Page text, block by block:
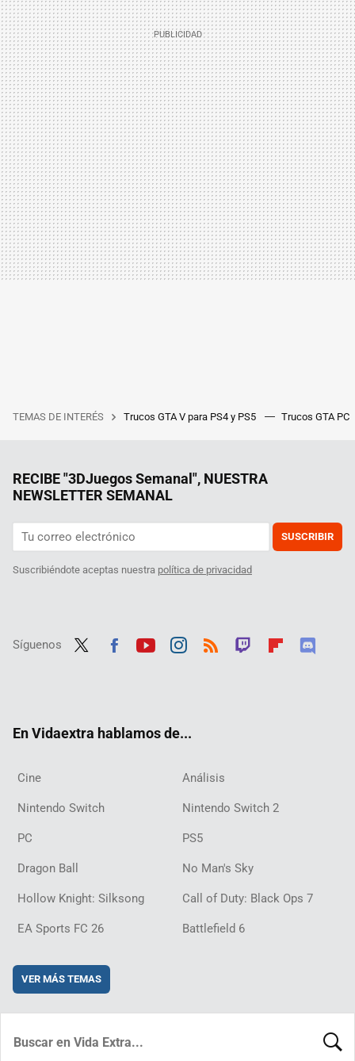
TEMAS DE INTERÉS Trucos GTA V para PS4 y PS5 Trucos GTA PC
RECIBE "3DJuegos Semanal", NUESTRA
NEWSLETTER SEMANAL
SUSCRIBIR
Suscribiéndote aceptas nuestra política de privacidad
Síguenos
En Vidaextra hablamos de...
Cine Análisis
Nintendo Switch Nintendo Switch 2
PC PS5
Dragon Ball No Man's Sky
Hollow Knight: Silksong Call of Duty: Black Ops 7
EA Sports FC 26 Battlefield 6
VER MÁS TEMAS